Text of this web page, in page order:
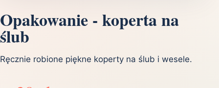
Opakowanie - koperta na
ślub
Ręcznie robione piękne koperty na ślub i wesele.